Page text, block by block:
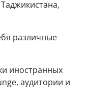
различные
иностранных
аудитории и